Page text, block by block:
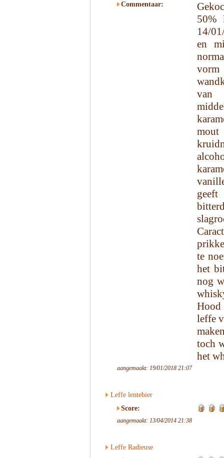
Commentaar:
50%
14/
en
vorm
van
mout
geeft
te
het
nog
Hood
leffe
toch
het
aangemaakt: 19/01/2018 21:07
Leffe lentebier
Score:
aangemaakt: 13/04/2014 21:38
Leffe Radieuse